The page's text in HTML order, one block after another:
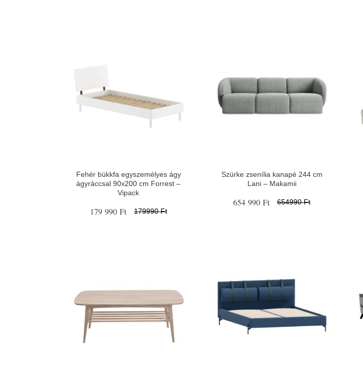
Fehér bükkfa egyszemélyes ágy
ágyráccsal 90x200 cm Forrest –
Vipack
179 990 Ft 179990 Ft
Szürke zsenília kanapé 244 cm
Lani – Makamii
654 990 Ft 654990 Ft